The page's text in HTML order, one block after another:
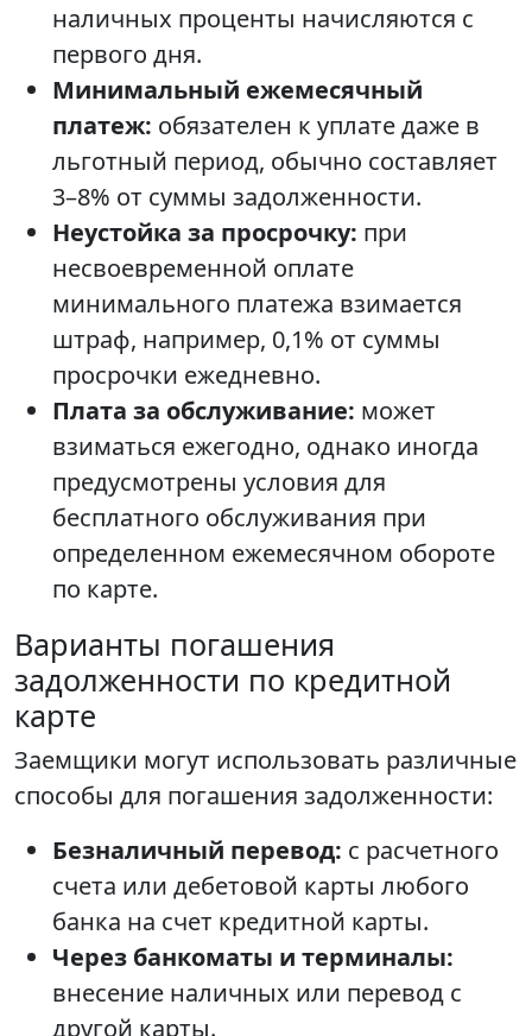
наличных проценты начисляются с
первого дня.
Минимальный ежемесячный
платеж: обязателен к уплате даже в
льготный период, обычно составляет
3–8% от суммы задолженности.
Неустойка за просрочку: при
несвоевременной оплате
минимального платежа взимается
штраф, например, 0,1% от суммы
просрочки ежедневно.
Плата за обслуживание: может
взиматься ежегодно, однако иногда
предусмотрены условия для
бесплатного обслуживания при
определенном ежемесячном обороте
по карте.
Варианты погашения
задолженности по кредитной
карте
Заемщики могут использовать различные
способы для погашения задолженности:
Безналичный перевод: с расчетного
счета или дебетовой карты любого
банка на счет кредитной карты.
Через банкоматы и терминалы:
внесение наличных или перевод с
другой карты.